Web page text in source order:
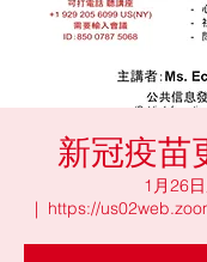
新冠疫苗
1月26
  |
https://